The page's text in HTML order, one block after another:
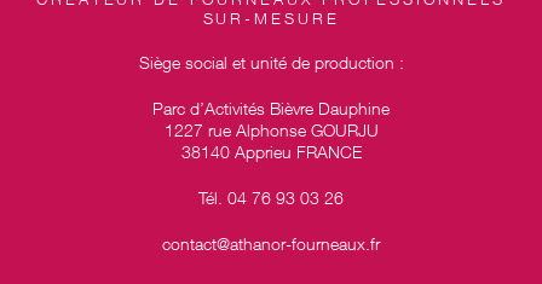
SUR-MESURE
Siège social et unité de production :
Parc d’Activités Bièvre Dauphine
1227 rue Alphonse GOURJU
38140 Apprieu FRANCE
Tél. 04 76 93 03 26
contact@athanor-fourneaux.fr